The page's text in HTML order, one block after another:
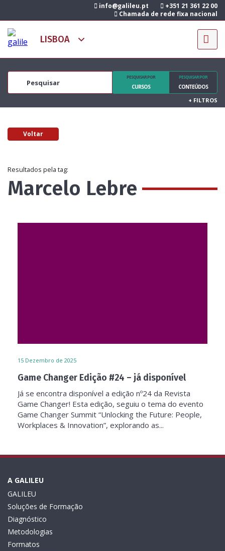
info@galileu.pt
+351 21 361 22 00
Chamada de rede fixa nacional
PESQUISAR POR
CURSOS
PESQUISAR POR
CONTEÚDOS
+ FILTROS
Voltar
Resultados pela tag:
Marcelo Lebre
15 Dezembro de 2025
Game Changer Edição #24 – já disponível
Já se encontra disponível a edição nº24 da Revista
Game Changer! Esta edição, seguiu o tema do evento
Game Changer Summit “Unlocking the Future: People,
Workplaces & Innovation”, explorando as...
A GALILEU
GALILEU
Soluções de Formação
Diagnóstico
Metodologias
Formatos